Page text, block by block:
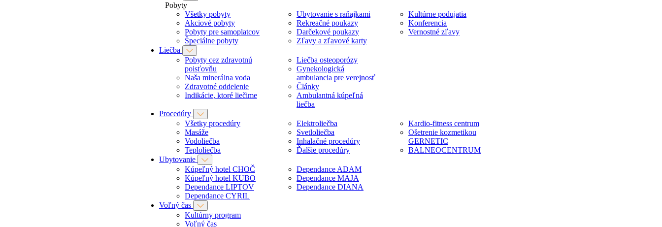
Pobyty
Všetky pobyty
Akciové pobyty
Pobyty pre samoplatcov
Špeciálne pobyty
Ubytovanie s raňajkami
Rekreačné poukazy
Darčekové poukazy
Zľavy a zľavové karty
Kultúrne podujatia
Konferencia
Vernostné zľavy
Liečba
Pobyty cez zdravotnú
poisťovňu
Naša minerálna voda
Zdravotné oddelenie
Indikácie, ktoré liečime
Liečba osteoporózy
Gynekologická
ambulancia pre verejnosť
Články
Ambulantná kúpeľná
liečba
Procedúry
Všetky procedúry
Masáže
Vodoliečba
Teploliečba
Elektroliečba
Svetloliečba
Inhalačné procedúry
Ďalšie procedúry
Kardio-fitness centrum
Ošetrenie kozmetikou
GERNETIC
BALNEOCENTRUM
Ubytovanie
Kúpeľný hotel CHOČ
Kúpeľný hotel KUBO
Dependance LIPTOV
Dependance CYRIL
Dependance ADAM
Dependance MAJA
Dependance DIANA
Voľný čas
Kultúrny program
Voľný čas